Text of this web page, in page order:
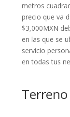
metros
precio que va
$3,000MXN
en las que se
servicio
en todas tus